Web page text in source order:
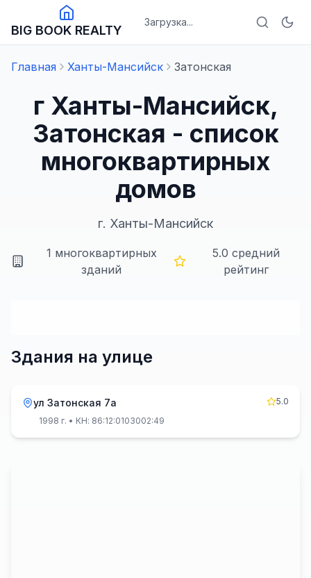
BIG BOOK REALTY
Загрузка...
Главная Ханты-Мансийск Затонская
г Ханты-Мансийск,
Затонская - список
многоквартирных
домов
г. Ханты-Мансийск
1 многоквартирных
зданий
5.0 средний
рейтинг
Здания на улице
ул Затонская 7а
5.0
1998 г. • КН: 86:12:0103002:49